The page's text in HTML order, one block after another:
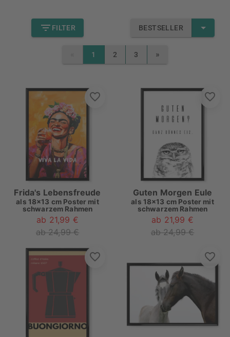
FILTER BESTSELLER
PREVIOUS
1 2 3 »
Frida's Lebensfreude
als 18x13 cm Poster mit
schwarzem Rahmen
ab 21,99 €
ab 24,99 €
Guten Morgen Eule
als 18x13 cm Poster mit
schwarzem Rahmen
ab 21,99 €
ab 24,99 €